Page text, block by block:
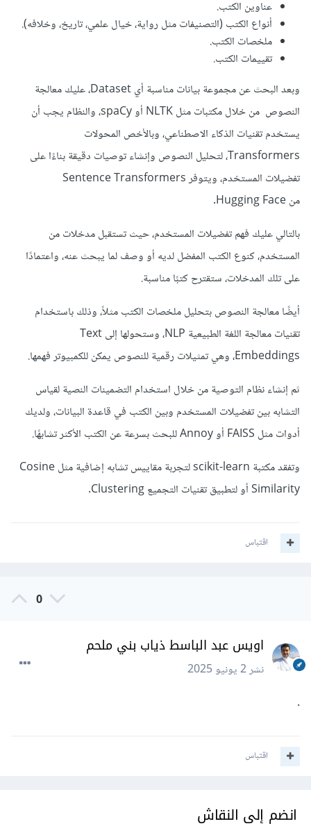
عناوين الكتب.
أنواع الكتب (التصنيفات مثل رواية، خيال علمي، تاريخ، وخلافه).
ملخصات الكتب.
تقييمات الكتب.
وبعد البحث عن مجموعة بيانات مناسبة أي Dataset، عليك معالجة
النصوص من خلال مكتبات مثل NLTK أو spaCy، والنظام يجب أن
يستخدم تقنيات الذكاء الاصطناعي، وبالأخص المحولات
Transformers، لتحليل النصوص وإنشاء توصيات دقيقة بناءًا على
تفضيلات المستخدم، ويتوفر Sentence Transformers
من Hugging Face.
بالتالي عليك فهم تفضيلات المستخدم، حيث تستقبل مدخلات من
المستخدم، كنوع الكتب المفضل لديه أو وصف لما يبحث عنه، واعتمادًا
على تلك المدخلات، ستقترح كتبًا مناسبة.
أيضًا معالجة النصوص بتحليل ملخصات الكتب مثلاً، وذلك باستخدام
تقنيات معالجة اللغة الطبيعية NLP، وستحولها إلى Text
Embeddings، وهي تمثيلات رقمية للنصوص يمكن للكمبيوتر فهمها.
ثم إنشاء نظام التوصية من خلال استخدام التضمينات النصية لقياس
التشابه بين تفضيلات المستخدم وبين الكتب في قاعدة البيانات، ولديك
أدوات مثل FAISS أو Annoy للبحث بسرعة عن الكتب الأكثر تشابهًا.
وتفقد مكتبة scikit-learn لتجربة مقاييس تشابه إضافية مثل Cosine
Similarity أو لتطبيق تقنيات التجميع Clustering.
اقتباس
0
اويس عبد الباسط ذياب بني ملحم
نشر2 يونيو 2025
اقتباس
انضم إلى النقاش